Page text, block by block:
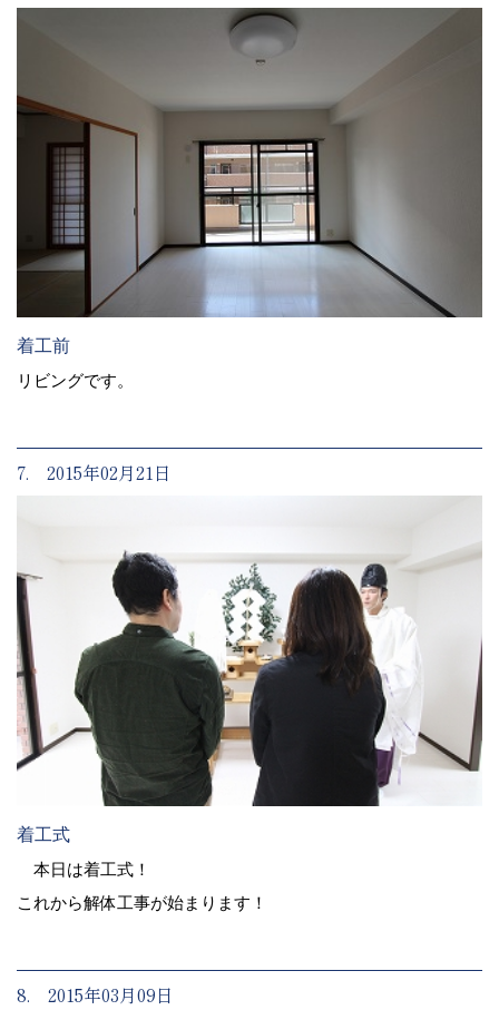
着工前
リビングです。
7. 2015年02月21日
着工式
本日は着工式！
これから解体工事が始まります！
8. 2015年03月09日